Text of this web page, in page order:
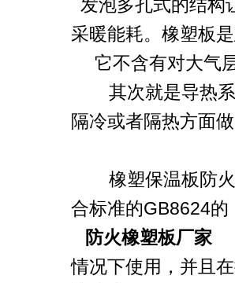
发泡多孔式的结构
采暖能耗。橡塑板
它不含有对大气
其次就是导热系
隔冷或者隔热方面
橡塑保温板防火
合标准的GB8624
防火橡塑板厂家
情况下使用，并且